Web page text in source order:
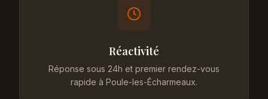
Réactivité
Réponse sous 24h et premier rendez-vous
rapide à Poule-les-Écharmeaux.